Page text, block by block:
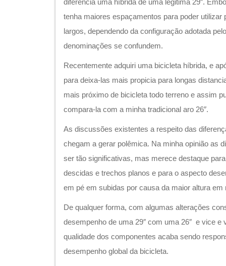
diferencia uma híbrida de uma legitima 29″.
tenha maiores espaçamentos para poder utilizar
largos, dependendo da configuração adotada
denominações se confundem.
Recentemente adquiri uma bicicleta híbrida, e
para deixa-las mais propicia para longas
mais próximo de bicicleta todo terreno e assim
compara-la com a minha tradicional aro 26″.
As discussões existentes a respeito das
chegam a gerar polêmica. Na minha opinião as
ser tão significativas, mas merece destaque
descidas e trechos planos e para o aspecto
em pé em subidas por causa da maior altura em
De qualquer forma, com algumas alterações
desempenho de uma 29″ com uma 26″ e vice e
qualidade dos componentes acaba sendo
desempenho global da bicicleta.